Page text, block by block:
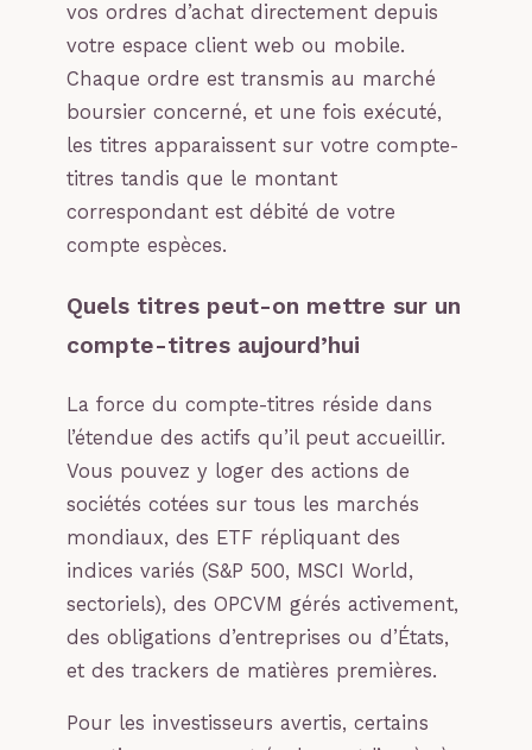
vos ordres d’achat directement depuis
votre espace client web ou mobile.
Chaque ordre est transmis au marché
boursier concerné, et une fois exécuté,
les titres apparaissent sur votre compte-
titres tandis que le montant
correspondant est débité de votre
compte espèces.
Quels titres peut-on mettre sur un
compte-titres aujourd’hui
La force du compte-titres réside dans
l’étendue des actifs qu’il peut accueillir.
Vous pouvez y loger des actions de
sociétés cotées sur tous les marchés
mondiaux, des ETF répliquant des
indices variés (S&P 500, MSCI World,
sectoriels), des OPCVM gérés activement,
des obligations d’entreprises ou d’États,
et des trackers de matières premières.
Pour les investisseurs avertis, certains